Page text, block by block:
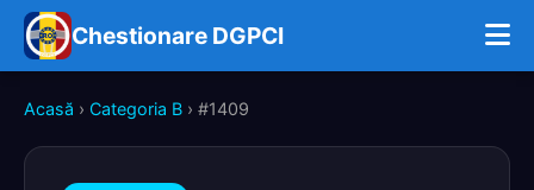
Chestionare DGPCI
Acasă › Categoria B › #1409